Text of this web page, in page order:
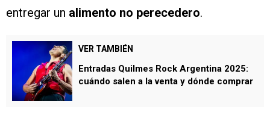
entregar un alimento no perecedero.
VER TAMBIÉN
Entradas Quilmes Rock Argentina 2025:
cuándo salen a la venta y dónde comprar